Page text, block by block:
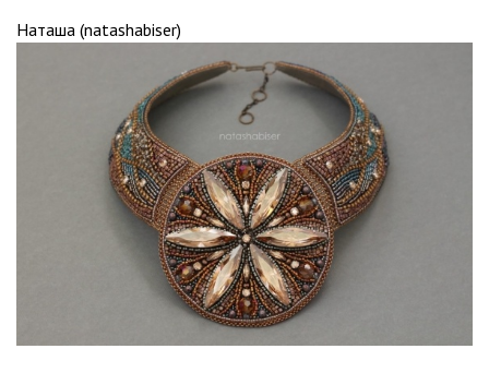
Наташа (natashabiser)